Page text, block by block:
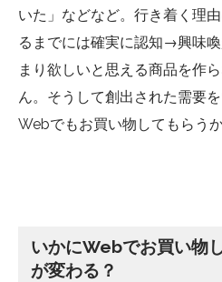
いた」などなど。行き着く理
るまでには確実に認知→興味
まり欲しいと思える商品を作
ん。そうして創出された需要
Webでもお買い物してもらう
いかにWebでお買い物
が変わる？